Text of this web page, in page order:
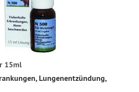
15ml
Lungenentzündung,